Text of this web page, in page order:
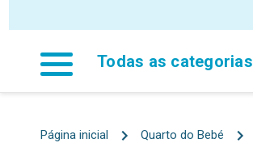
Todas as categorias
Página inicial Quarto do Bebé